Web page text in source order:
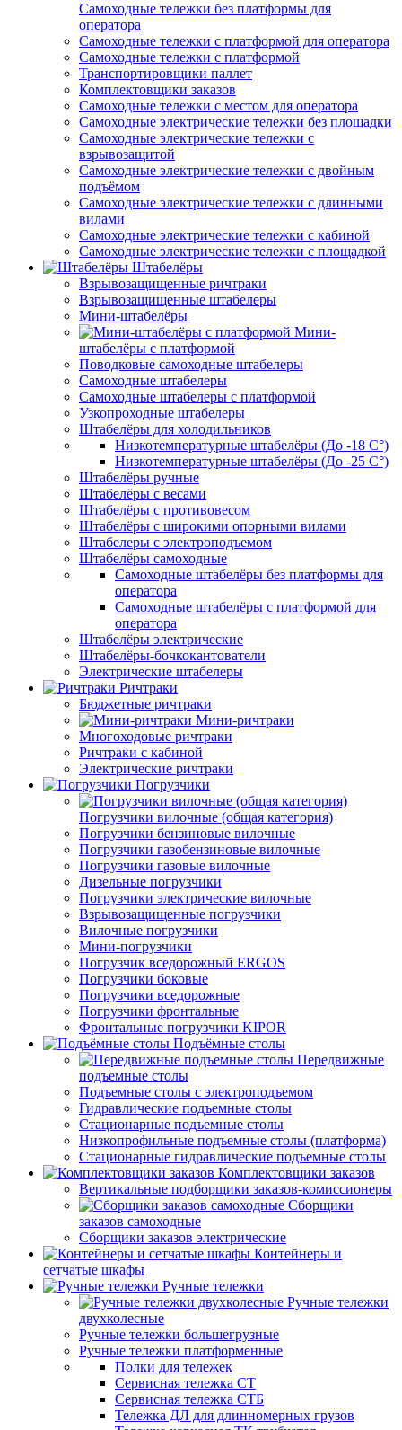
Самоходные тележки без платформы для
оператора
Самоходные тележки с платформой для оператора
Самоходные тележки с платформой
Транспортировщики паллет
Комплектовщики заказов
Самоходные тележки с местом для оператора
Самоходные электрические тележки без площадки
Самоходные электрические тележки с
взрывозащитой
Самоходные электрические тележки с двойным
подъёмом
Самоходные электрические тележки с длинными
вилами
Самоходные электрические тележки с кабиной
Самоходные электрические тележки с площадкой
Штабелёры
Взрывозащищенные ричтраки
Взрывозащищенные штабелеры
Мини-штабелёры
Мини-
штабелёры с платформой
Поводковые самоходные штабелеры
Самоходные штабелеры
Самоходные штабелеры с платформой
Узкопроходные штабелеры
Штабелёры для холодильников
Низкотемпературные штабелёры (До -18 C°)
Низкотемпературные штабелёры (До -25 C°)
Штабелёры ручные
Штабелёры с весами
Штабелёры с противовесом
Штабелёры с широкими опорными вилами
Штабелеры с электроподъемом
Штабелёры самоходные
Самоходные штабелёры без платформы для
оператора
Самоходные штабелёры с платформой для
оператора
Штабелёры электрические
Штабелёры-бочкокантователи
Электрические штабелеры
Ричтраки
Бюджетные ричтраки
Мини-ричтраки
Многоходовые ричтраки
Ричтраки с кабиной
Электрические ричтраки
Погрузчики
Погрузчики вилочные (общая категория)
Погрузчики бензиновые вилочные
Погрузчики газобензиновые вилочные
Погрузчики газовые вилочные
Дизельные погрузчики
Погрузчики электрические вилочные
Взрывозащищенные погрузчики
Вилочные погрузчики
Мини-погрузчики
Погрузчик вседорожный ERGOS
Погрузчики боковые
Погрузчики вседорожные
Погрузчики фронтальные
Фронтальные погрузчики KIPOR
Подъёмные столы
Передвижные
подъемные столы
Подъемные столы с электроподъемом
Гидравлические подъемные столы
Стационарные подъемные столы
Низкопрофильные подъемные столы (платформа)
Стационарные гидравлические подъемные столы
Комплектовщики заказов
Вертикальные подборщики заказов-комиссионеры
Сборщики
заказов самоходные
Сборщики заказов электрические
Контейнеры и
сетчатые шкафы
Ручные тележки
Ручные тележки
двухколесные
Ручные тележки большегрузные
Ручные тележки платформенные
Полки для тележек
Сервисная тележка СТ
Сервисная тележка СТБ
Тележка ДЛ для длинномерных грузов